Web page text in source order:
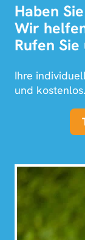
Haben
Wir
Rufen Sie
Ihre
und kostenlos.